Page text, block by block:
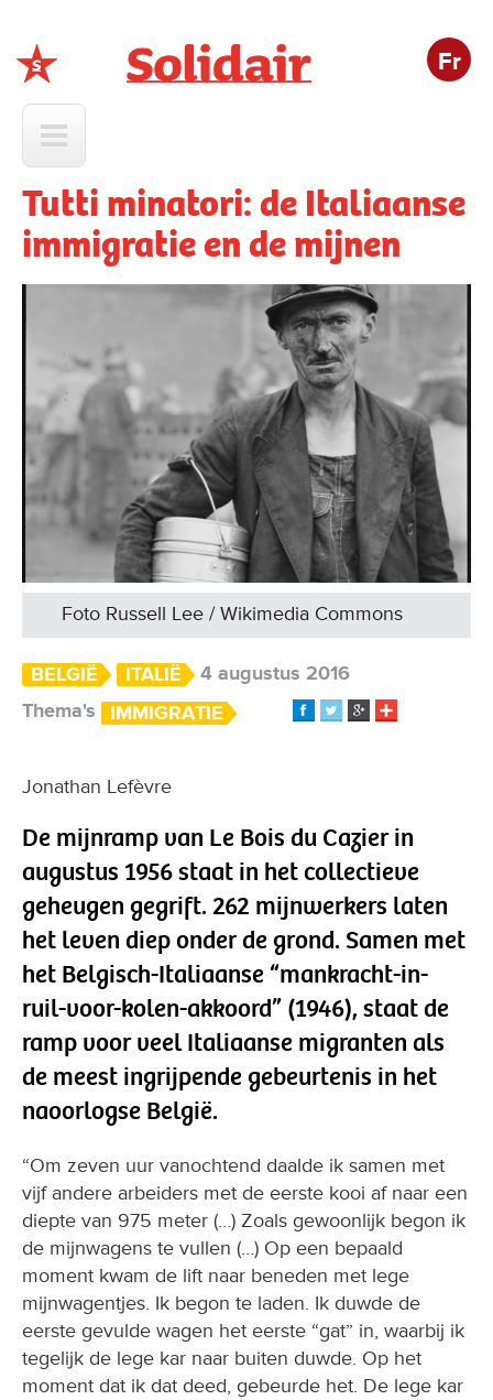
Fr
Tutti minatori: de Italiaanse
immigratie en de mijnen
Foto Russell Lee / Wikimedia Commons
BELGIË ITALIË
4 augustus 2016
Thema's
IMMIGRATIE
Jonathan Lefèvre
De mijnramp van Le Bois du Cazier in
augustus 1956 staat in het collectieve
geheugen gegrift. 262 mijnwerkers laten
het leven diep onder de grond. Samen met
het Belgisch-Italiaanse “mankracht-in-
ruil-voor-kolen-akkoord” (1946), staat de
ramp voor veel Italiaanse migranten als
de meest ingrijpende gebeurtenis in het
naoorlogse België.
“Om zeven uur vanochtend daalde ik samen met
vijf andere arbeiders met de eerste kooi af naar een
diepte van 975 meter (…) Zoals gewoonlijk begon ik
de mijnwagens te vullen (…) Op een bepaald
moment kwam de lift naar beneden met lege
mijnwagentjes. Ik begon te laden. Ik duwde de
eerste gevulde wagen het eerste “gat” in, waarbij ik
tegelijk de lege kar naar buiten duwde. Op het
moment dat ik dat deed, gebeurde het. De lege kar